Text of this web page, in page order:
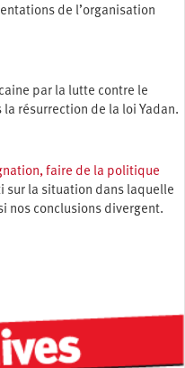
de l’organisation
par la lutte contre le
la résurrection de la loi Yadan.
faire de la politique
sur la situation dans laquelle
nos conclusions divergent.